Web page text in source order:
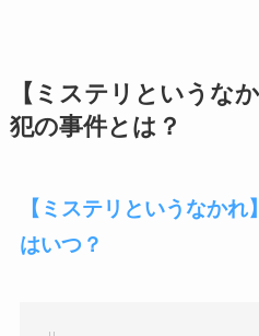
【ミステリというな
犯の事件とは？
【ミステリというなか
はいつ？